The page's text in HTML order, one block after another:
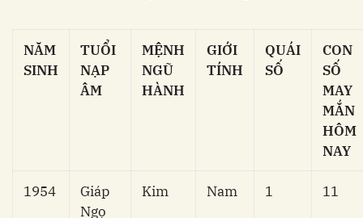
NĂM
SINH
TUỔI
NẠP
ÂM
MỆNH
NGŨ
HÀNH
GIỚI
TÍNH
QUÁI
SỐ
CON
SỐ
MAY
MẮN
HÔM
NAY
1954
Giáp
Ngọ
Kim Nam 1 11